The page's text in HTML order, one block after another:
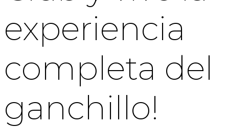
experiencia
completa del
ganchillo!